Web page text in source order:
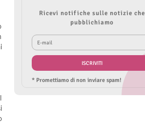
Ricevi notifiche sulle notizie che
pubblichiamo
* Promettiamo di non inviare spam!